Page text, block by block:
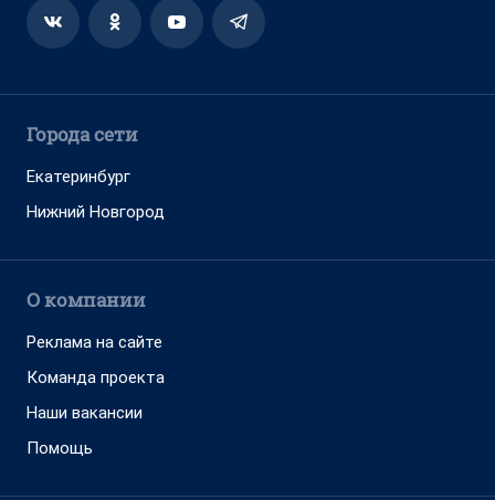
Города сети
Екатеринбург
Нижний Новгород
О компании
Реклама на сайте
Команда проекта
Наши вакансии
Помощь